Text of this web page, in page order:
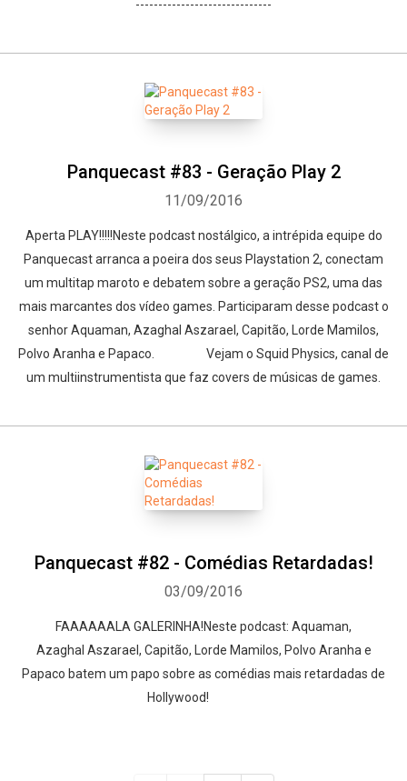
------------------------------
Panquecast #83 - Geração Play 2
11/09/2016
Aperta PLAY!!!!!Neste podcast nostálgico, a intrépida equipe do
Panquecast arranca a poeira dos seus Playstation 2, conectam
um multitap maroto e debatem sobre a geração PS2, uma das
mais marcantes dos vídeo games. Participaram desse podcast o
senhor Aquaman, Azaghal Aszarael, Capitão, Lorde Mamilos,
Polvo Aranha e Papaco. Vejam o Squid Physics, canal de
um multiinstrumentista que faz covers de músicas de games.
Panquecast #82 - Comédias Retardadas!
03/09/2016
FAAAAAALA GALERINHA!Neste podcast: Aquaman,
Azaghal Aszarael, Capitão, Lorde Mamilos, Polvo Aranha e
Papaco batem um papo sobre as comédias mais retardadas de
Hollywood!